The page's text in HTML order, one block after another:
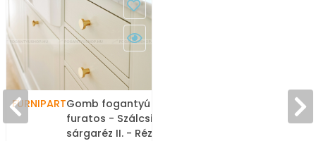
FURNIPARTGomb fogantyú DOT - 1
furatos - Szálcsiszolt
sárgaréz II. - Réz - Színes